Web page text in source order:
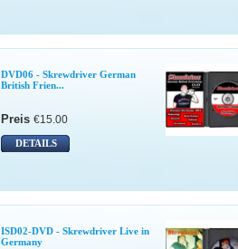
DVD06 - Skrewdriver German
British Frien...
Preis €15.00
DETAILS
ISD02-DVD - Skrewdriver Live in
Germany